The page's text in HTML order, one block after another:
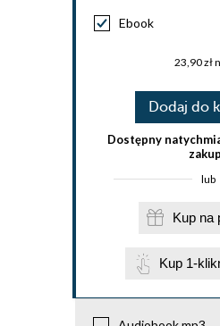
Ebook
23,90 zł
Dodaj do
Dostępny
lub
Kup 1-